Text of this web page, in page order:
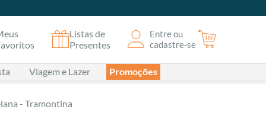
Listas de
Presentes
Entre ou
cadastre-se
Viagem e Lazer Promoções
- Tramontina